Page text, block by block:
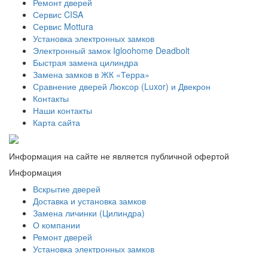
Ремонт дверей
Сервис CISA
Сервис Mottura
Установка электронных замков
Электронный замок Igloohome Deadbolt
​Быстрая замена цилиндра
Замена замков в ЖК «Терра»
Сравнение дверей Люксор (Luxor) и Двекрон
Контакты
Наши контакты
Карта сайта
Информация на сайте не является публичной офертой
Информация
Вскрытие дверей
Доставка и установка замков
Замена личинки (Цилиндра)
О компании
Ремонт дверей
Установка электронных замков